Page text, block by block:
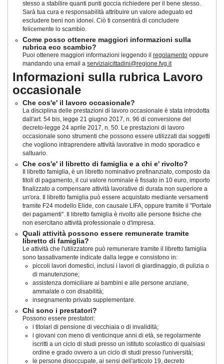
stesso a stabilire quanti punti goccia richiedere per il bene stesso.
Sarà tua cura e responsabilità attribuire un valore adeguato ed
escludere beni non idonei. Ciò ti consentirà di concludere
felicemente lo scambio.
Come posso ottenere maggiori informazioni sulla
rubrica eco scambio?
Puoi ottenere maggiori informazioni leggendo il regolamento oppure
mandando una email a serviziaicittadini@regione.fvg.it
Informazioni sulla rubrica Lavoro
occasionale
Che cos'e' il lavoro occasionale?
La disciplina delle prestazioni di lavoro occasionale è stata introdotta
dall'art. 54 bis, legge 21 giugno 2017, n. 96 di conversione del
decreto-legge 24 aprile 2017, n. 50. Le prestazioni di lavoro
occasionale sono strumenti che possono essere utilizzati dai soggetti
che vogliono intraprendere attività lavorative in modo sporadico e
saltuario.
Che cos'e' il libretto di famiglia e a chi e' rivolto?
Il libretto famiglia, è un libretto nominativo prefinanziato, composto da
titoli di pagamento, il cui valore nominale è fissato in 10 euro, importo
finalizzato a compensare attività lavorative di durata non superiore a
un'ora. Il libretto famiglia può essere acquistato mediante versamenti
tramite F24 modello Elide, con causale LIFA, oppure tramite il "Portale
dei pagamenti". Il libretto famiglia è rivolto alle persone fisiche che
non esercitano attività professionale o d'impresa.
Quali attività possono essere remunerate tramite
libretto di famiglia?
Le attività che l'utilizzatore può remunerare tramite il libretto famiglia
sono tassativamente indicate dalla legge e consistono in:
piccoli lavori domestici, inclusi i lavori di giardinaggio, di pulizia o
di manutenzione;
assistenza domiciliare ai bambini e alle persone anziane,
ammalate o con disabilità;
insegnamento privato supplementare.
Chi sono i prestatori?
Possono essere prestatori:
i titolari di pensione di vecchiaia o di invalidità;
i giovani con meno di venticinque anni di età, se regolarmente
iscritti a un ciclo di studi presso un istituto scolastico di qualsiasi
ordine e grado ovvero a un ciclo di studi presso l'università;
le persone disoccupate, ai sensi dell'articolo 19, decreto